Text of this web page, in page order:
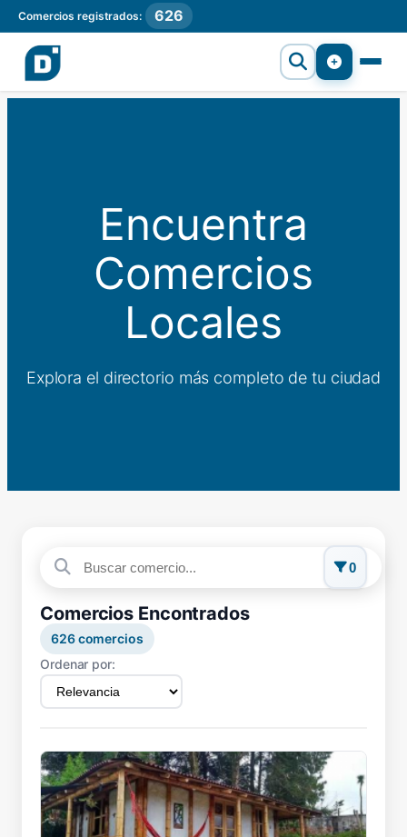
Comercios registrados: 626
Encuentra
Comercios
Locales
Explora el directorio más completo de tu ciudad
0
Comercios Encontrados
626comercios
Ordenar por: